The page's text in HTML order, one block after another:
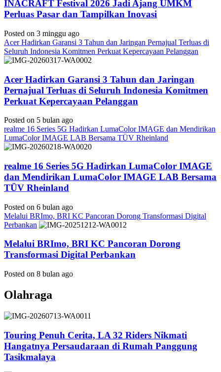
INACRAFT Festival 2026 Jadi Ajang UMKM
Perluas Pasar dan Tampilkan Inovasi
Posted on 3 minggu ago
Acer Hadirkan Garansi 3 Tahun dan Jaringan Pernajual Terluas di
Seluruh Indonesia Komitmen Perkuat Kepercayaan Pelanggan
Acer Hadirkan Garansi 3 Tahun dan Jaringan
Pernajual Terluas di Seluruh Indonesia Komitmen
Perkuat Kepercayaan Pelanggan
Posted on 5 bulan ago
realme 16 Series 5G Hadirkan LumaColor IMAGE dan Mendirikan
LumaColor IMAGE LAB Bersama TÜV Rheinland
realme 16 Series 5G Hadirkan LumaColor IMAGE
dan Mendirikan LumaColor IMAGE LAB Bersama
TÜV Rheinland
Posted on 6 bulan ago
Melalui BRImo, BRI KC Pancoran Dorong Transformasi Digital
Perbankan
Melalui BRImo, BRI KC Pancoran Dorong
Transformasi Digital Perbankan
Posted on 8 bulan ago
Olahraga
Touring Penuh Cerita, LA 32 Riders Nikmati
Hangatnya Persaudaraan di Rumah Panggung
Tasikmalaya